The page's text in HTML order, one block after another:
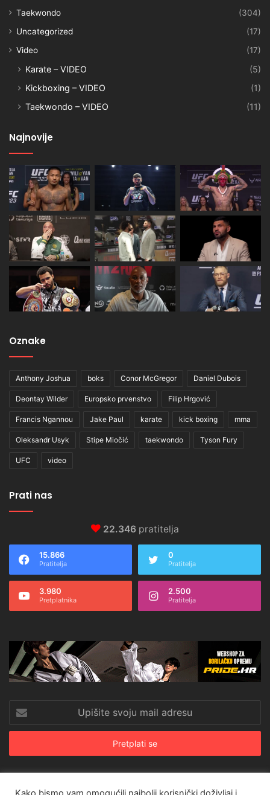
Taekwondo
(304)
Uncategorized
(17)
Video
(17)
Karate – VIDEO
(5)
Kickboxing – VIDEO
(1)
Taekwondo – VIDEO
(11)
Najnovije
Oznake
Anthony Joshua boks Conor McGregor Daniel Dubois
Deontay Wilder Europsko prvenstvo Filip Hrgović
Francis Ngannou Jake Paul karate kick boxing mma
Oleksandr Usyk Stipe Miočić taekwondo Tyson Fury
UFC video
Prati nas
22.346 pratitelja
15.866
Pratitelja
0
Pratitelja
3.980
Pretplatnika
2.500
Pratitelja
svoju
mail